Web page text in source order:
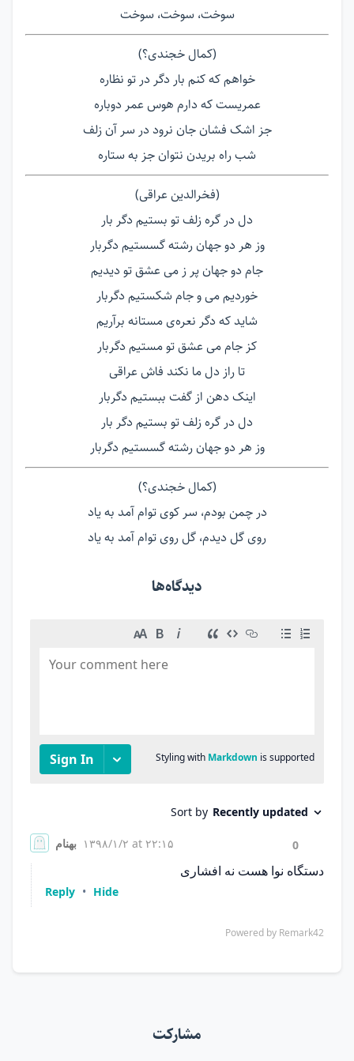
سوخت، سوخت، سوخت
(کمال خجندی؟)
خواهم که کنم بار دگر در تو نظاره
عمریست که دارم هوس عمر دوباره
جز اشک فشان جان نرود در سر آن زلف
شب راه بریدن نتوان جز به ستاره
(فخرالدین عراقی)
دل در گره زلف تو بستیم دگر بار
وز هر دو جهان رشته گسستیم دگربار
جام دو جهان پر ز می عشق تو دیدیم
خوردیم می و جام شکستیم دگربار
شاید که دگر نعره‌ی مستانه برآریم
کز جام می عشق تو مستیم دگربار
تا راز دل ما نکند فاش عراقی
اینک دهن از گفت ببستیم دگربار
دل در گره زلف تو بستیم دگر بار
وز هر دو جهان رشته گسستیم دگربار
(کمال خجندی؟)
در چمن بودم، سر کوی توام آمد به یاد
روی گل دیدم، گل روی توام آمد به یاد
دیدگاه‌ها
مشارکت